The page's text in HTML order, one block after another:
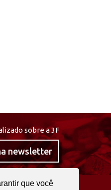
que você
sobre a 3F
newsletter